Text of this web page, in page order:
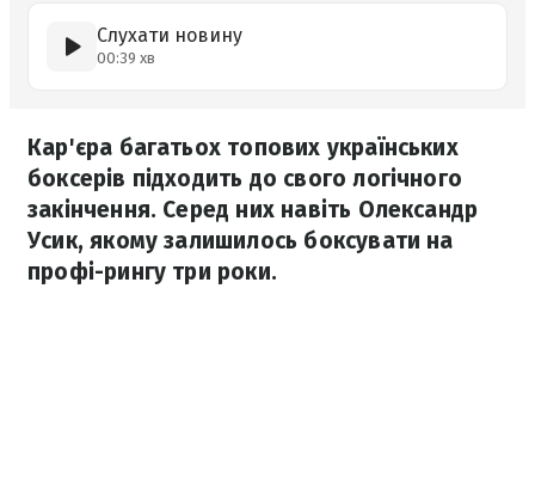
Слухати новину
00:39 хв
Кар'єра багатьох топових українських
боксерів підходить до свого логічного
закінчення. Серед них навіть Олександр
Усик, якому залишилось боксувати на
профі-рингу три роки.